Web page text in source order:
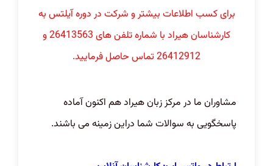
برای کسب اطلاعات بیشتر و شرکت در دوره آیلتس به
کارشناسان هیراد با شماره تلفن های 26413563 و
26412912 تماس حاصل فرمایید.​​​​​
مشاوران ما در مرکز زبان هیراد هم اکنون آماده
پاسخگویی به سوالات شما دراین زمینه می باشند.